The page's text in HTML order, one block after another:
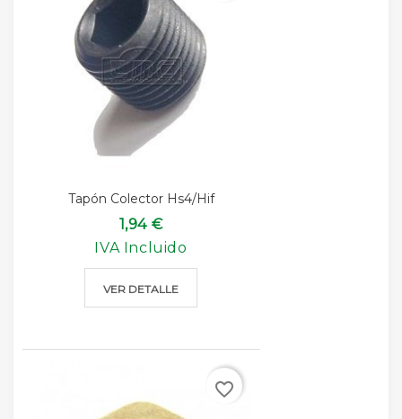
Tapón Colector Hs4/hif
1,94 €
IVA Incluido
VER DETALLE
favorite_border